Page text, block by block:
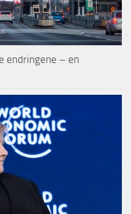
endringene – en